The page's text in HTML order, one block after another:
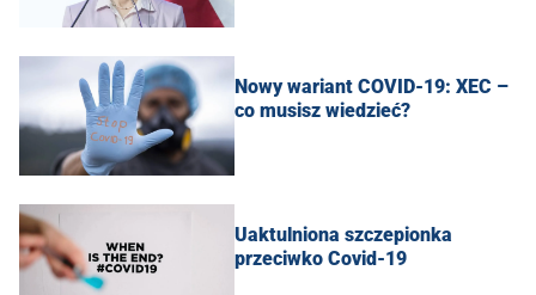
Nowy wariant COVID-19: XEC –
co musisz wiedzieć?
Uaktulniona szczepionka
przeciwko Covid-19